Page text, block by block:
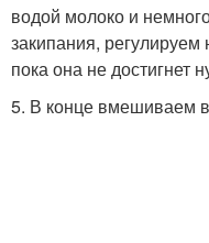
водой молоко и
закипания,
пока она не достигнет
5. В конце вмешиваем